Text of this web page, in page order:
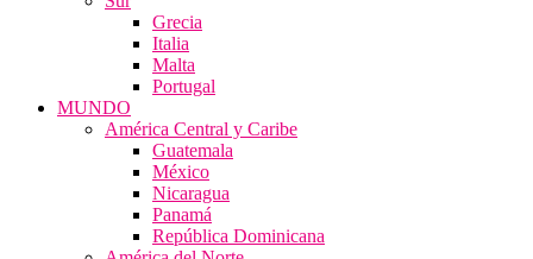
Grecia
Italia
Malta
Portugal
MUNDO
América Central y Caribe
Guatemala
México
Nicaragua
Panamá
República Dominicana